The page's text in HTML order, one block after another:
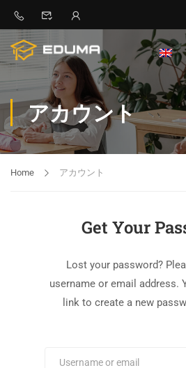
アカウント
Home アカウント
Get Your
Lost your password?
username or email address.
link to create a new